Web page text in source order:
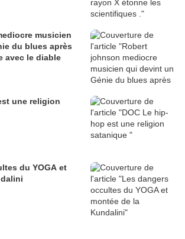
musicien
du blues après
avec le diable
une religion
du YOGA et